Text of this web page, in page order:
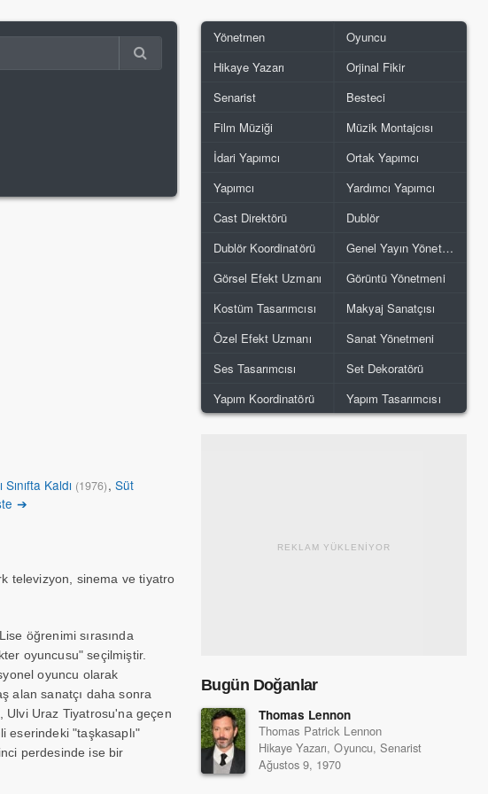
Kaldı (1976), Süt
➔
televizyon, sinema ve tiyatro
öğrenimi sırasında
oyuncusu" seçilmiştir.
oyuncu olarak
alan sanatçı daha sonra
Ulvi Uraz Tiyatrosu'na geçen
eserindeki "taşkasaplı"
perdesinde ise bir
Yönetmen
Oyuncu
Hikaye Yazarı
Orjinal Fikir
Senarist
Besteci
Film Müziği
Müzik Montajcısı
İdari Yapımcı
Ortak Yapımcı
Yapımcı
Yardımcı Yapımcı
Cast Direktörü
Dublör
Dublör Koordinatörü
Genel Yayın Yönetmeni
Görsel Efekt Uzmanı
Görüntü Yönetmeni
Kostüm Tasarımcısı
Makyaj Sanatçısı
Özel Efekt Uzmanı
Sanat Yönetmeni
Ses Tasarımcısı
Set Dekoratörü
Yapım Koordinatörü
Yapım Tasarımcısı
REKLAM YÜKLENİYOR
Bugün Doğanlar
Thomas Lennon
Thomas Patrick Lennon
Hikaye Yazarı, Oyuncu, Senarist
Ağustos 9, 1970